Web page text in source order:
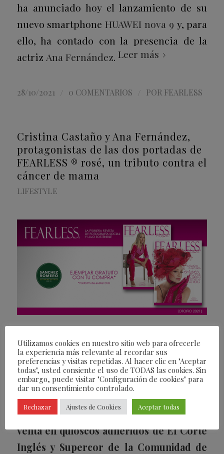
ha anunciado hoy el lanzamiento de su
nuevo smartphone HUAWEI nova 9 y, para
ello, ha contado con la presencia de la
actriz Ana Fernández. Leer más
28/10/2021 0 COMENTARIOS POR FEARLESS
Cristina Castaño y Ana Fernández,
protagonistas de las dos portadas de
FEARLESS ® rosé, un tributo contra el
cáncer de mama
LIFESTYLE
de la lucha contra el cáncer de mama,
sale la edición de otoño de la revista
Fearless® como obsequio con tu compra
en cualquier de los 10 establecimientos
de Sanchez Romero en Madrid y a la
venta en quioscos adheridos de El Corte
Inglés y Supercor de la Comunidad de
Utilizamos cookies en nuestro sitio web para ofrecerle
la experiencia más relevante al recordar sus
preferencias y visitas repetidas. Al hacer clic en "Aceptar
todas", usted consiente el uso de TODAS las cookies. Sin
embargo, puede visitar "Configuración de cookies" para
dar un consentimiento controlado.
Rechazar Ajustes de Cookies Aceptar todas